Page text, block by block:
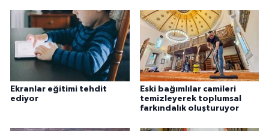
Ekranlar eğitimi tehdit
ediyor
Eski bağımlılar camileri
temizleyerek toplumsal
farkındalık oluşturuyor
Mardin Müftülüğü
Mersin Müftülüğü
Muğla Müftülüğü